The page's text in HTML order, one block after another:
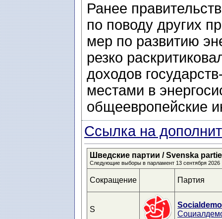
Ранее
по поводу других
мер по развитию
резко
доходов
местами в
общеевропейские
Ссылка на
Шведские партии / Svenska
Следующие выборы в парламент 13 сентября 2026
Сокращение Партия
S